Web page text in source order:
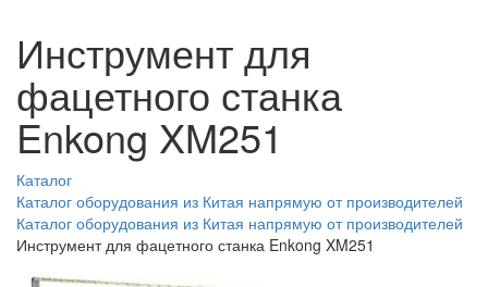
Инструмент для
фацетного станка
Enkong XM251
Каталог
Каталог оборудования из Китая напрямую от производителей
Каталог оборудования из Китая напрямую от производителей
Инструмент для фацетного станка Enkong XM251